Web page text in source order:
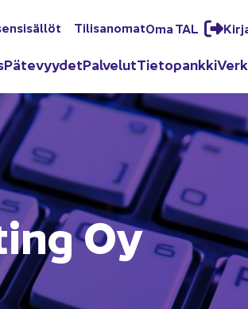
Ti­li­sa­no­matOma TAL
Pä­te­vyy­detPal­ve­lutTie­to­pank­ki
Oy